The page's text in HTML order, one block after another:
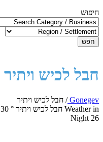
חיפוש
חפש
חבל לכיש ויתיר
Gonegev
/ חבל לכיש ויתיר
Weather in חבל לכיש ויתיר
°
30
26
Night